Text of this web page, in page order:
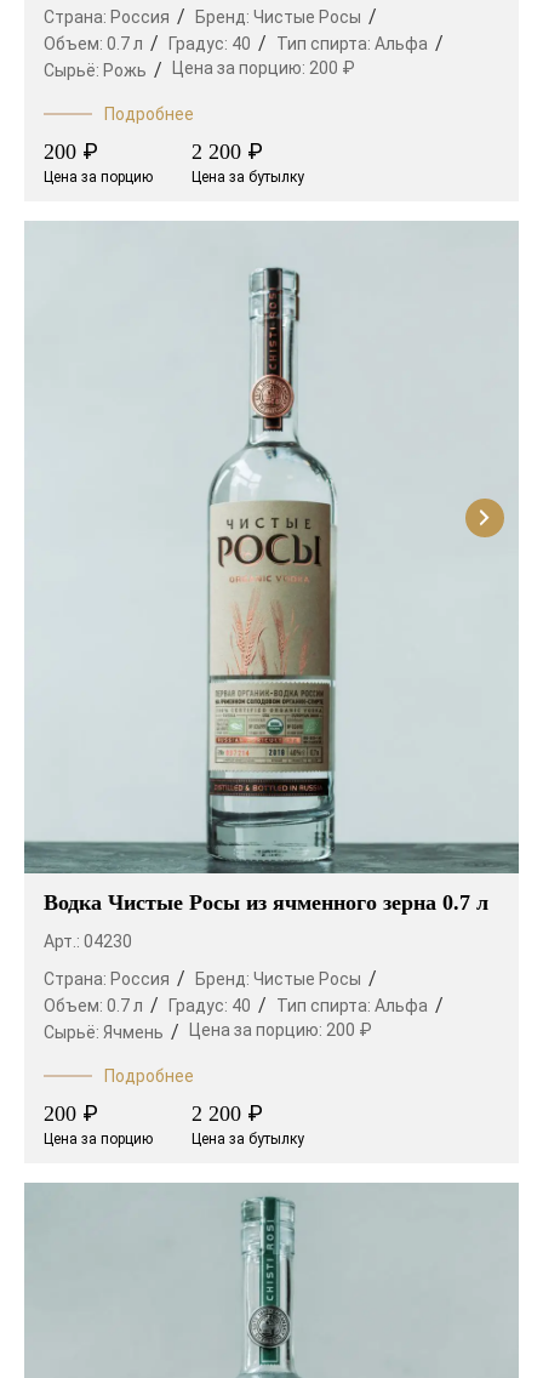
Страна: Россия Бренд: Чистые Росы
Объем: 0.7 л Градус: 40 Тип спирта: Альфа
Сырьё: Рожь Цена за порцию: 200 ₽
Подробнее
200 ₽
Цена за порцию
2 200 ₽
Цена за бутылку
Водка Чистые Росы из ячменного зерна 0.7 л
Арт.: 04230
Страна: Россия Бренд: Чистые Росы
Объем: 0.7 л Градус: 40 Тип спирта: Альфа
Сырьё: Ячмень Цена за порцию: 200 ₽
Подробнее
200 ₽
Цена за порцию
2 200 ₽
Цена за бутылку